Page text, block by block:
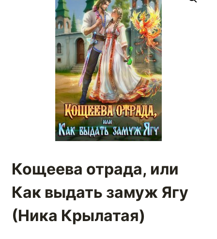
Кощеева отрада, или
Как выдать замуж Ягу
(Ника Крылатая)